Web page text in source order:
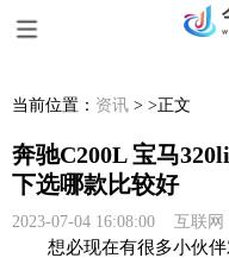
当前位置： 资讯 > >正文
奔驰C200L 宝马
下选哪款比较好
2023-07-04 16:08:00 互联网
想必现在有很多小伙